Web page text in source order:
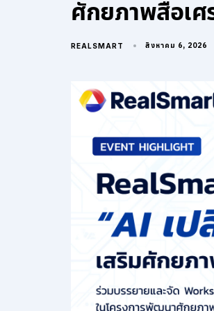
ศักยภาพสื่อเ
REALSMART สิงหาคม 6, 2026